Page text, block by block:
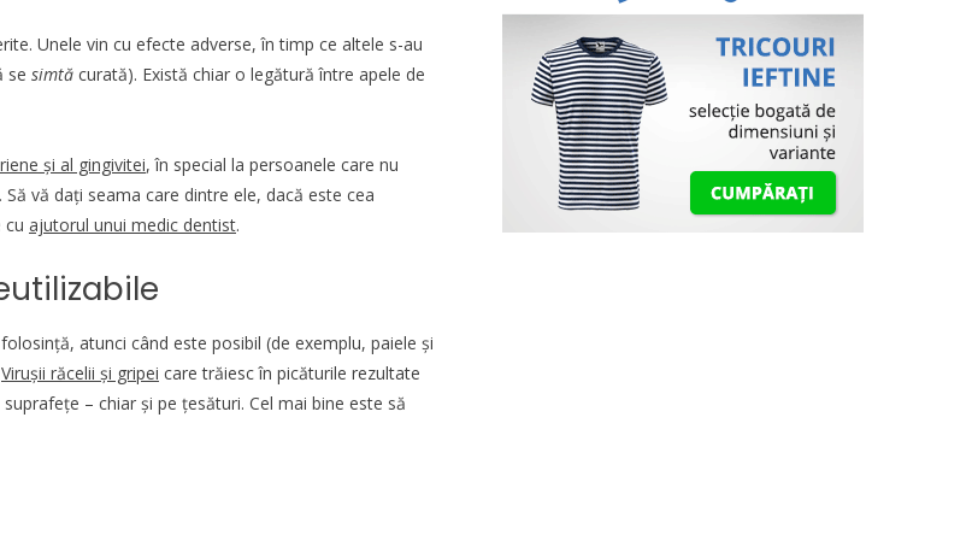
Unele vin cu efecte adverse, în timp ce altele s-au
se simtă curată). Există chiar o legătură între apele de
și al gingivitei, în special la persoanele care nu
. Să vă dați seama care dintre ele, dacă este cea
cu ajutorul unui medic dentist.
atunci când este posibil (de exemplu, paiele și
Virușii răcelii și gripei care trăiesc în picăturile rezultate
– chiar și pe țesături. Cel mai bine este să